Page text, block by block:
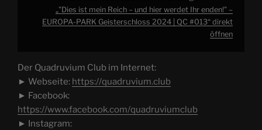
„"Dies ist mein Reich – und hier werdet Ihr enden!" –
EUROPA-PARK Geisterschloss 2024 | QC #013“ direkt
öffnen
Der Quadruvium Club im Internet:
► Webseite: https://quadruvium.club
► Facebook:
https://www.facebook.com/quadruviumclub
► Instagram: